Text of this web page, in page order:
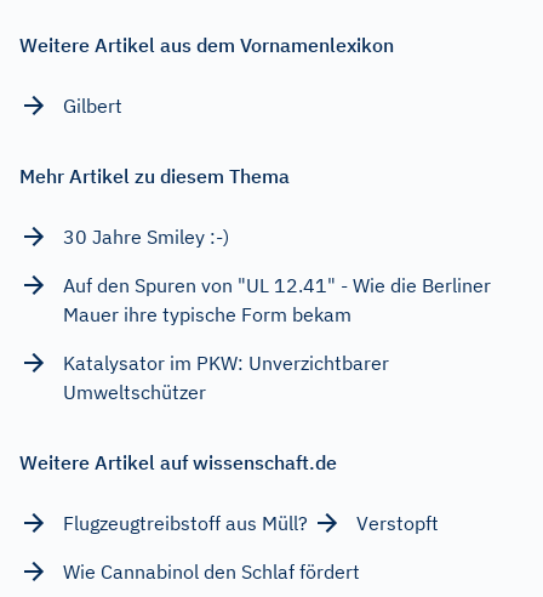
Weitere Artikel aus dem Vornamenlexikon
Gilbert
Mehr Artikel zu diesem Thema
30 Jahre Smiley :-)
Auf den Spuren von "UL 12.41" - Wie die Berliner
Mauer ihre typische Form bekam
Katalysator im PKW: Unverzichtbarer
Umweltschützer
Weitere Artikel auf wissenschaft.de
Flugzeugtreibstoff aus Müll?
Verstopft
Wie Cannabinol den Schlaf fördert